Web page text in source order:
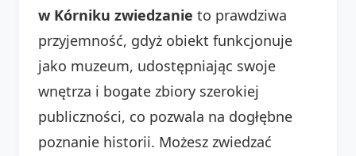
w Kórniku zwiedzanie to prawdziwa
przyjemność, gdyż obiekt funkcjonuje
jako muzeum, udostępniając swoje
wnętrza i bogate zbiory szerokiej
publiczności, co pozwala na dogłębne
poznanie historii. Możesz zwiedzać